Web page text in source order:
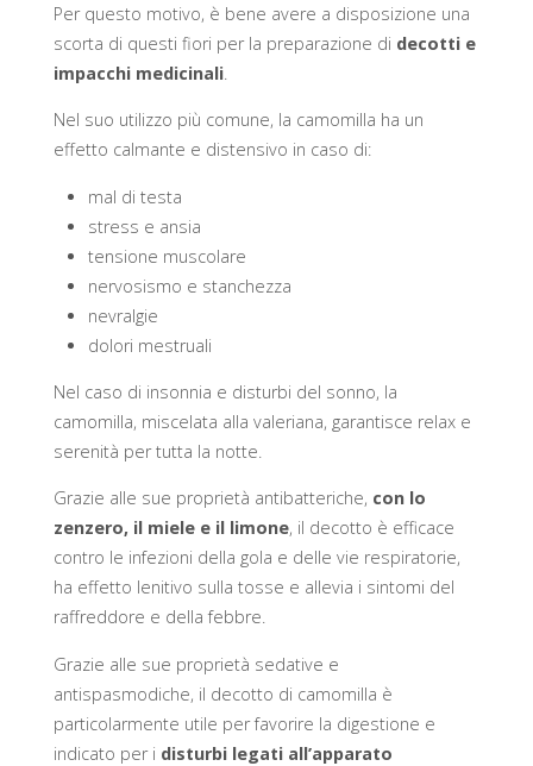
Per questo motivo, è bene avere a disposizione una
scorta di questi fiori per la preparazione di decotti e
impacchi medicinali.
Nel suo utilizzo più comune, la camomilla ha un
effetto calmante e distensivo in caso di:
mal di testa
stress e ansia
tensione muscolare
nervosismo e stanchezza
nevralgie
dolori mestruali
Nel caso di insonnia e disturbi del sonno, la
camomilla, miscelata alla valeriana, garantisce relax e
serenità per tutta la notte.
Grazie alle sue proprietà antibatteriche, con lo
zenzero, il miele e il limone, il decotto è efficace
contro le infezioni della gola e delle vie respiratorie,
ha effetto lenitivo sulla tosse e allevia i sintomi del
raffreddore e della febbre.
Grazie alle sue proprietà sedative e
antispasmodiche, il decotto di camomilla è
particolarmente utile per favorire la digestione e
indicato per i disturbi legati all’apparato